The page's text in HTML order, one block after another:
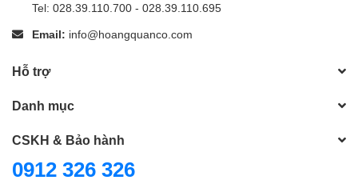
Tel: 028.39.110.700 - 028.39.110.695
Email: info@hoangquanco.com
Hỗ trợ
Danh mục
CSKH & Bảo hành
0912 326 326